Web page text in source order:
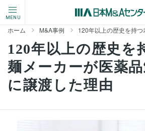
MENU
ホーム M&A事例 120年以上の歴史を持
120年以上の歴史を
麺メーカーが医薬
に譲渡した理由